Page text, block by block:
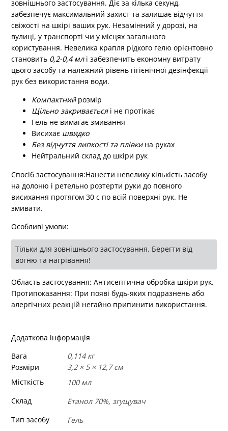
зовнішнього застосування. Діє за кілька секунд,
забезпечує максимальний захист та залишає відчуття
свіжості на шкірі ваших рук. Незамінний у дорозі, на
вулиці, у транспорті чи у місцях загального
користування. Невелика крапля рідкого гелю орієнтовно
становить 0,2-0,4 млі забезпечить економну витрату
цього засобу та належний рівень гігієнічної дезінфекції
рук без використання води.
Компактнийрозмір
Щільно закриваєтьсяі не протікає
Гель не вимагає змивання
Висихає швидко
Без відчуття липкості та плівкина руках
Нейтральний склад до шкіри рук
Спосіб застосування:Нанести невелику кількість засобу
на долоню і ретельно розтерти руки до повного
висихання протягом 30 с по всій поверхні рук. Не
змивати.
Особливі умови:
Тільки для зовнішнього застосування. Берегти від
вогню та нагрівання!
Область застосування: Антисептична обробка шкіри рук.
Протипоказання: При появі будь-яких подразнень або
алергічних реакцій негайно припинити використання.
Додаткова інформація
Вага
0,114 кг
Розміри
3,2 × 5 × 12,7 см
Місткість
100 мл
Склад
Етанол 70%, згущувач
Тип засобу
Гель